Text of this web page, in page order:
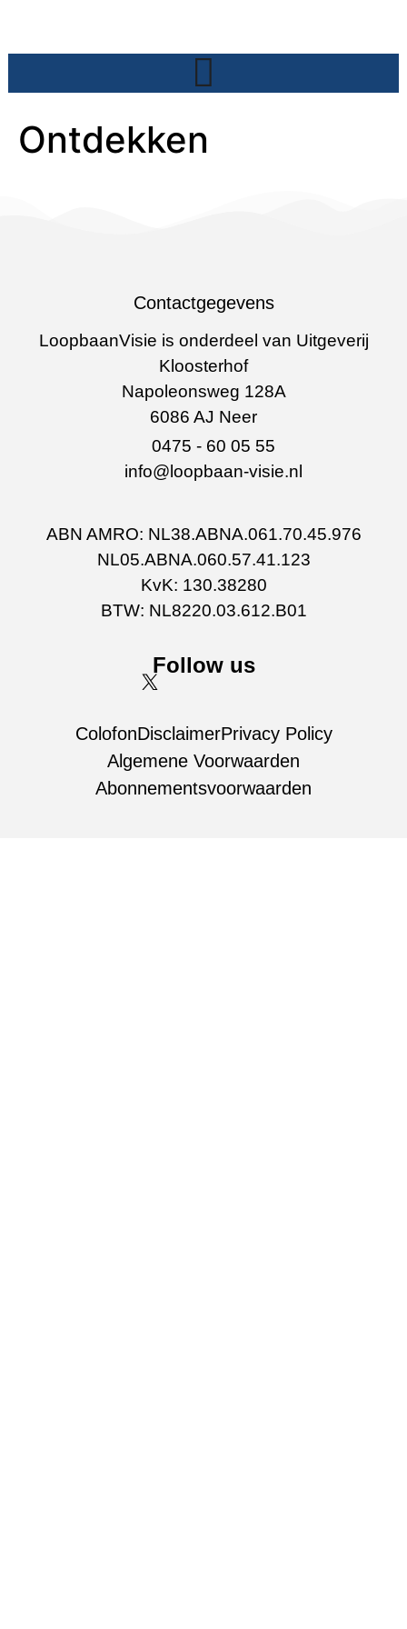
Ontdekken
Contactgegevens
LoopbaanVisie is onderdeel van Uitgeverij
Kloosterhof
Napoleonsweg 128A
6086 AJ Neer
0475 - 60 05 55
info@loopbaan-visie.nl
ABN AMRO: NL38.ABNA.061.70.45.976
NL05.ABNA.060.57.41.123
KvK: 130.38280
BTW: NL8220.03.612.B01
Follow us
ColofonDisclaimerPrivacy Policy
Algemene Voorwaarden
Abonnementsvoorwaarden